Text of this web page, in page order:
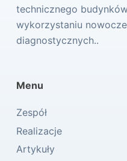
technicznego
wykorzystaniu
diagnostycznych..
Menu
Zespół
Realizacje
Artykuły